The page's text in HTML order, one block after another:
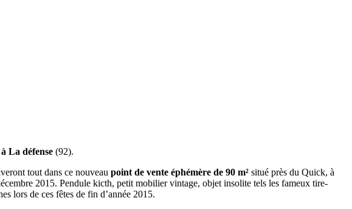
La défense (92).
tout dans ce nouveau point de vente éphémère de 90 m² situé près du Quick, à
2015. Pendule kicth, petit mobilier vintage, objet insolite tels les fameux tire-
lors de ces fêtes de fin d’année 2015.